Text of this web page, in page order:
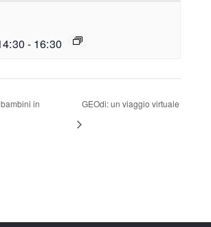
- 16:30
in
GEOdi: un viaggio virtuale